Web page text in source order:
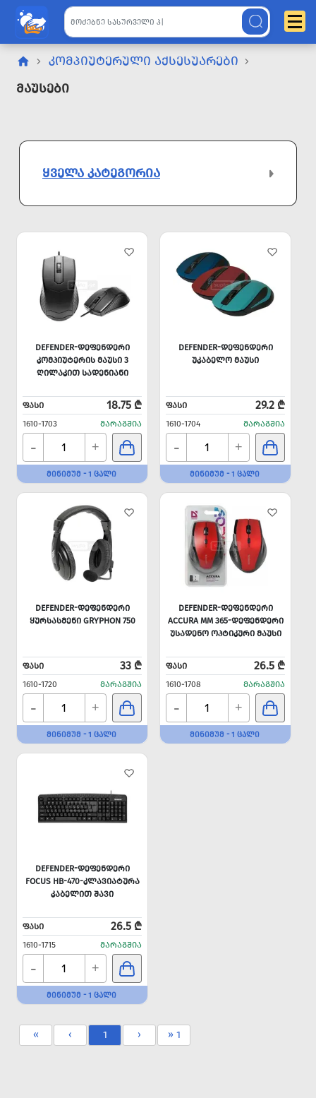
ᲙᲝᲛᲞᲘᲣᲢᲔᲠᲣᲚᲘ ᲐᲥᲡᲔᲡᲣᲐᲠᲔᲑᲘ
Მაუსები
ᲧᲕᲔᲚᲐ ᲙᲐᲢᲔᲒᲝᲠᲘᲐ
DEFENDER-ᲓᲔᲤᲔᲜᲓᲔᲠᲘ
ᲙᲝᲛᲞᲘᲣᲢᲔᲠᲘᲡ ᲛᲐᲣᲡᲘ 3
ᲦᲘᲚᲐᲙᲘᲗ ᲡᲐᲓᲔᲜᲘᲐᲜᲘ
ᲤᲐᲡᲘ 18.75 ₾
1610-1703 ᲛᲐᲠᲐᲒᲨᲘᲐ
- +
ᲛᲘᲜᲘᲛᲣᲛ - 1 ᲪᲐᲚᲘ
DEFENDER-ᲓᲔᲤᲔᲜᲓᲔᲠᲘ
ᲣᲙᲐᲑᲔᲚᲝ ᲛᲐᲣᲡᲘ
ᲤᲐᲡᲘ 29.2 ₾
1610-1704 ᲛᲐᲠᲐᲒᲨᲘᲐ
- +
ᲛᲘᲜᲘᲛᲣᲛ - 1 ᲪᲐᲚᲘ
DEFENDER-ᲓᲔᲤᲔᲜᲓᲔᲠᲘ
ᲧᲣᲠᲡᲐᲡᲛᲔᲜᲘ GRYPHON 750
ᲤᲐᲡᲘ 33 ₾
1610-1720 ᲛᲐᲠᲐᲒᲨᲘᲐ
- +
ᲛᲘᲜᲘᲛᲣᲛ - 1 ᲪᲐᲚᲘ
DEFENDER-ᲓᲔᲤᲔᲜᲓᲔᲠᲘ
ACCURA MM 365-ᲓᲔᲤᲔᲜᲓᲔᲠᲘ
ᲣᲡᲐᲓᲔᲜᲝ ᲝᲞᲢᲘᲙᲣᲠᲘ ᲛᲐᲣᲡᲘ
ᲤᲐᲡᲘ 26.5 ₾
1610-1708 ᲛᲐᲠᲐᲒᲨᲘᲐ
- +
ᲛᲘᲜᲘᲛᲣᲛ - 1 ᲪᲐᲚᲘ
DEFENDER-ᲓᲔᲤᲔᲜᲓᲔᲠᲘ
FOCUS HB-470-ᲙᲚᲐᲕᲘᲐᲢᲣᲠᲐ
ᲙᲐᲑᲔᲚᲘᲗ ᲨᲐᲕᲘ
ᲤᲐᲡᲘ 26.5 ₾
1610-1715 ᲛᲐᲠᲐᲒᲨᲘᲐ
- +
ᲛᲘᲜᲘᲛᲣᲛ - 1 ᲪᲐᲚᲘ
« ‹ 1 › » 1